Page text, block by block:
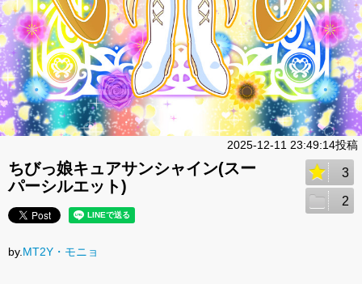
2025-12-11 23:49:14投稿
ちびっ娘キュアサンシャイン(スー
パーシルエット)
3
2
by. MT2Y・モニョ